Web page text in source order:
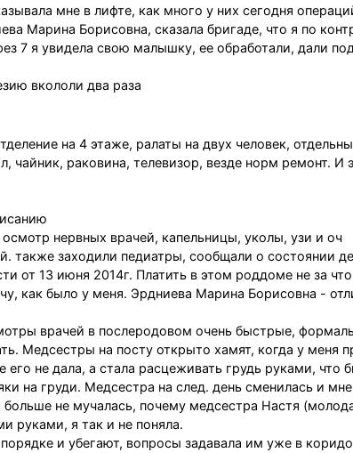
мне в лифте, как много у них сегодня
Марина Борисовна, сказала бригаде, что я по
7 я увидела свою малышку, ее обработали, дали
вкололи два раза
на 4 этаже, ралаты на двух человек,
чайник, раковина, телевизор, везде норм ремонт. И
нервных врачей, капельницы, уколы, узи и оч
также заходили педиатры, сообщали о состоянии
от 13 июня 2014г. Платить в этом роддоме не за
как было у меня. Эрдниева Марина Борисовна -
врачей в послеродовом очень быстрые,
Медсестры на посту открыто хамят, когда у меня
не дала, а стала расцеживать грудь руками, что
на груди. Медсестра на след. день сменилась и
не мучалась, почему медсестра Настя
руками, я так и не поняла.
и убегают, вопросы задавала им уже в